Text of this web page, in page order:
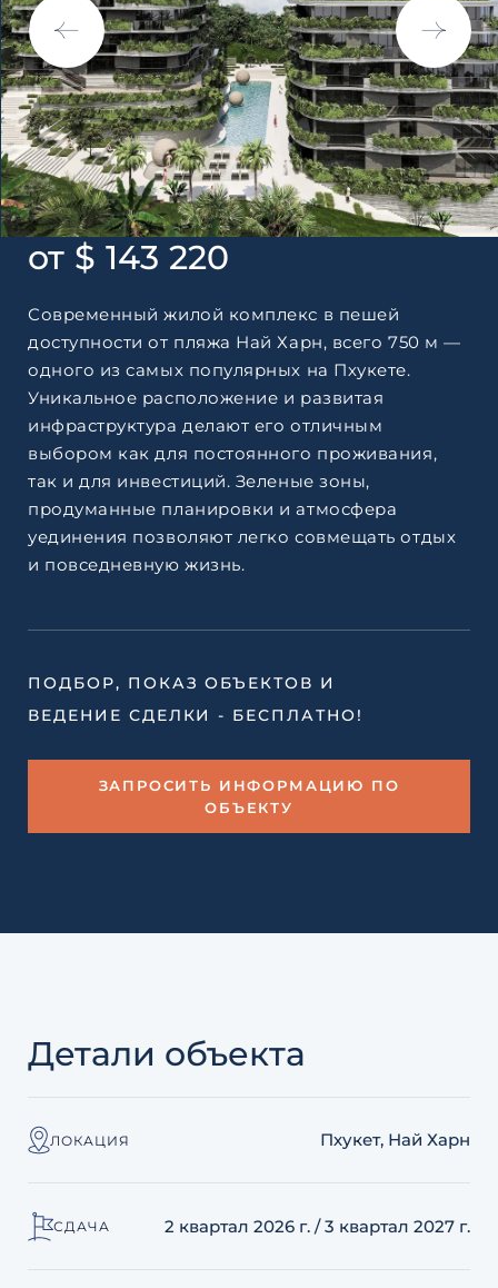
от $ 143 220
Современный жилой комплекс в пешей
доступности от пляжа Най Харн, всего 750 м —
одного из самых популярных на Пхукете.
Уникальное расположение и развитая
инфраструктура делают его отличным
выбором как для постоянного проживания,
так и для инвестиций. Зеленые зоны,
продуманные планировки и атмосфера
уединения позволяют легко совмещать отдых
и повседневную жизнь.
ПОДБОР, ПОКАЗ ОБЪЕКТОВ И
ВЕДЕНИЕ СДЕЛКИ - БЕСПЛАТНО!
ЗАПРОСИТЬ ИНФОРМАЦИЮ ПО
ОБЪЕКТУ
Детали объекта
ЛОКАЦИЯ Пхукет, Най Харн
СДАЧА 2 квартал 2026 г. / 3 квартал 2027 г.